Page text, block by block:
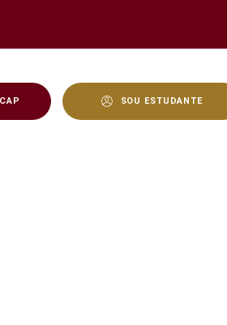
SOU ESTUDANTE